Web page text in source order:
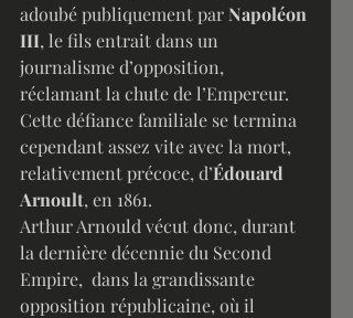
adoubé publiquement par Napoléon
III, le fils entrait dans un
journalisme d’opposition,
réclamant la chute de l’Empereur.
Cette défiance familiale se termina
cependant assez vite avec la mort,
relativement précoce, d’Édouard
Arnoult, en 1861.
Arthur Arnould vécut donc, durant
la dernière décennie du Second
Empire,  dans la grandissante
opposition républicaine, où il